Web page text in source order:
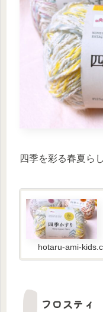
四季を彩る春夏ら
hotaru-ami-
フロスティ